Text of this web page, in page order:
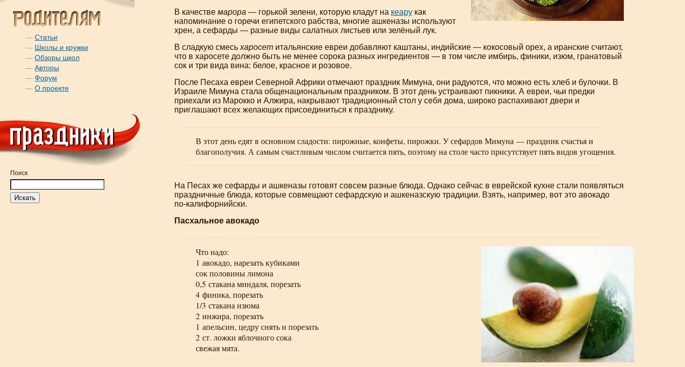
— Статьи
— Школы и кружки
— Обзоры школ
— Авторы
— Форум
— О проекте
Поиск
В качестве марора — горькой зелени, которую кладут на кеару как
напоминание о горечи египетского рабства, многие ашкеназы используют
хрен, а сефарды — разные виды салатных листьев или зелёный лук.
В сладкую смесь харосет итальянские евреи добавляют каштаны, индийские — кокосовый орех, а иранские считают,
что в харосете должно быть не менее сорока разных ингредиентов — в том числе имбирь, финики, изюм, гранатовый
сок и три вида вина: белое, красное и розовое.
После Песаха евреи Северной Африки отмечают праздник Мимуна, они радуются, что можно есть хлеб и булочки. В
Израиле Мимуна стала общенациональным праздником. В этот день устраивают пикники. А евреи, чьи предки
приехали из Марокко и Алжира, накрывают традиционный стол у себя дома, широко распахивают двери и
приглашают всех желающих присоединиться к празднику.
В этот день едят в основном сладости: пирожные, конфеты, пирожки. У сефардов Мимуна — праздник счастья и
благополучия. А самым счастливым числом считается пять, поэтому на столе часто присутствует пять видов угощения.
На Песах же сефарды и ашкеназы готовят совсем разные блюда. Однако сейчас в еврейской кухне стали появляться
праздничные блюда, которые совмещают сефардскую и ашкеназскую традиции. Взять, например, вот это авокадо
по-калифорнийски.
Пасхальное авокадо
Что надо:
1 авокадо, нарезать кубиками
сок половины лимона
0,5 стакана миндаля, порезать
4 финика, порезать
1/3 стакана изюма
2 инжира, порезать
1 апельсин, цедру снять и порезать
2 ст. ложки яблочного сока
свежая мята.